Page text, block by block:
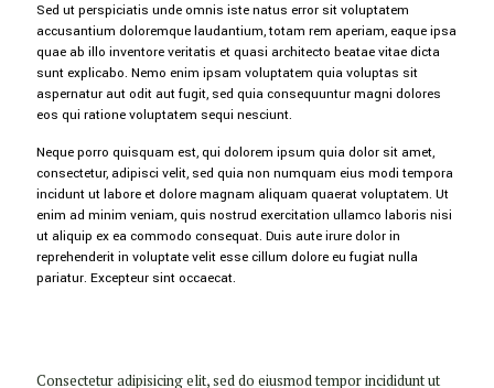
Sed ut perspiciatis unde omnis iste natus error sit voluptatem
accusantium doloremque laudantium, totam rem aperiam, eaque ipsa
quae ab illo inventore veritatis et quasi architecto beatae vitae dicta
sunt explicabo. Nemo enim ipsam voluptatem quia voluptas sit
aspernatur aut odit aut fugit, sed quia consequuntur magni dolores
eos qui ratione voluptatem sequi nesciunt.
Neque porro quisquam est, qui dolorem ipsum quia dolor sit amet,
consectetur, adipisci velit, sed quia non numquam eius modi tempora
incidunt ut labore et dolore magnam aliquam quaerat voluptatem. Ut
enim ad minim veniam, quis nostrud exercitation ullamco laboris nisi
ut aliquip ex ea commodo consequat. Duis aute irure dolor in
reprehenderit in voluptate velit esse cillum dolore eu fugiat nulla
pariatur. Excepteur sint occaecat.
Consectetur adipisicing elit, sed do eiusmod tempor incididunt ut